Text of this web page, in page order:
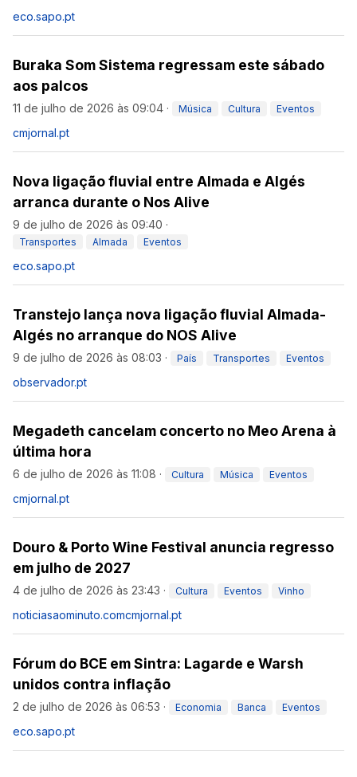
eco.sapo.pt
Buraka Som Sistema regressam este sábado
aos palcos
11 de julho de 2026 às 09:04 · Música Cultura Eventos
cmjornal.pt
Nova ligação fluvial entre Almada e Algés
arranca durante o Nos Alive
9 de julho de 2026 às 09:40 ·
Transportes Almada Eventos
eco.sapo.pt
Transtejo lança nova ligação fluvial Almada-
Algés no arranque do NOS Alive
9 de julho de 2026 às 08:03 · País Transportes Eventos
observador.pt
Megadeth cancelam concerto no Meo Arena à
última hora
6 de julho de 2026 às 11:08 · Cultura Música Eventos
cmjornal.pt
Douro & Porto Wine Festival anuncia regresso
em julho de 2027
4 de julho de 2026 às 23:43 · Cultura Eventos Vinho
noticiasaominuto.comcmjornal.pt
Fórum do BCE em Sintra: Lagarde e Warsh
unidos contra inflação
2 de julho de 2026 às 06:53 · Economia Banca Eventos
eco.sapo.pt